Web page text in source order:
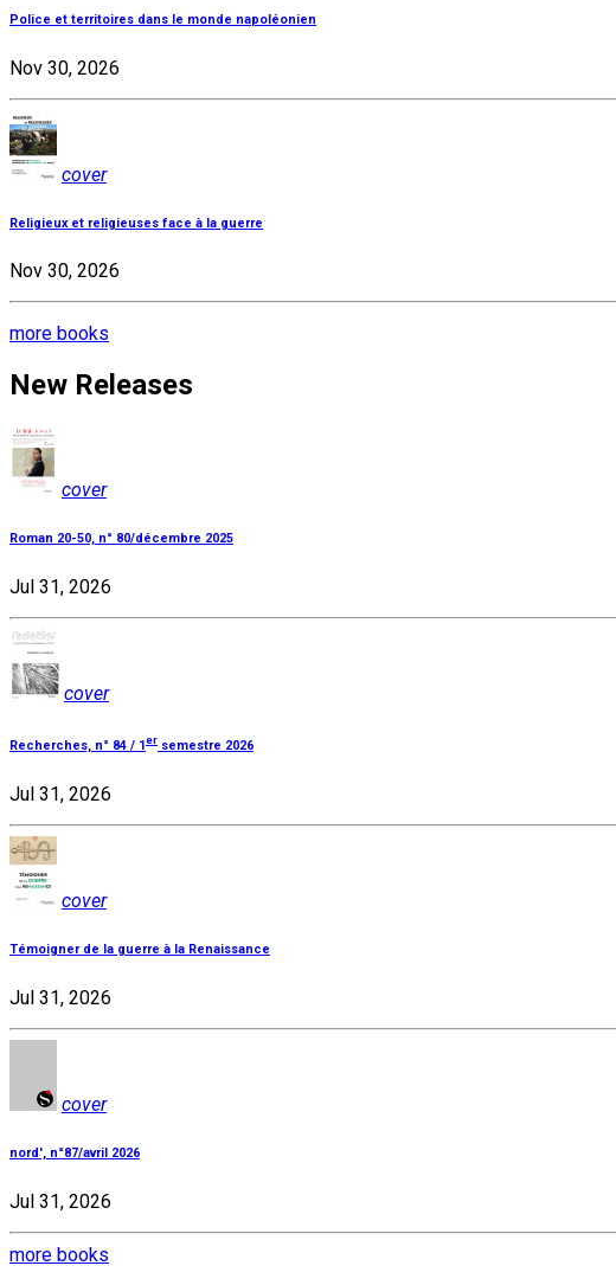
Police et territoires dans le monde napoléonien
Nov 30, 2026
cover
Religieux et religieuses face à la guerre
Nov 30, 2026
more books
New Releases
cover
Roman 20-50, n° 80/décembre 2025
Jul 31, 2026
cover
Recherches, n° 84 / 1er semestre 2026
Jul 31, 2026
cover
Témoigner de la guerre à la Renaissance
Jul 31, 2026
cover
nord', n°87/avril 2026
Jul 31, 2026
more books